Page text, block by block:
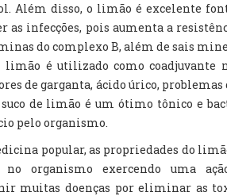
Além disso, o limão é excelente
infecções, pois aumenta a
do complexo B, além de sais
é utilizado como coadjuvante
de garganta, ácido úrico, problemas
suco de limão é um ótimo tônico e
pelo organismo.
popular, as propriedades do
organismo exercendo uma
muitas doenças por eliminar as